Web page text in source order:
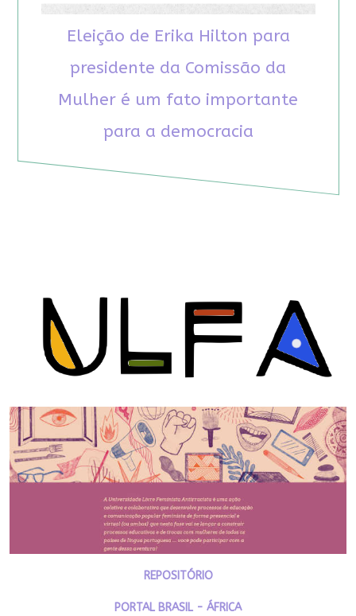
Eleição de Erika Hilton para
presidente da Comissão da
Mulher é um fato importante
para a democracia
REPOSITÓRIO
PORTAL BRASIL - ÁFRICA